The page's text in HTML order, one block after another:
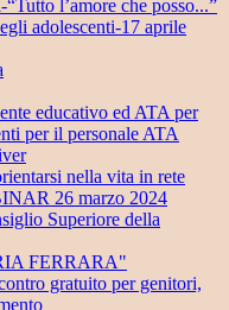
l’amore che posso...”
adolescenti-17 aprile
educativo ed ATA per
per il personale ATA
nella vita in rete
26 marzo 2024
Superiore della
FERRARA"
gratuito per genitori,